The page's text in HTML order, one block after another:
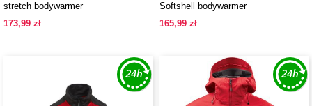
stretch bodywarmer
173,99 zł
Softshell bodywarmer
165,99 zł